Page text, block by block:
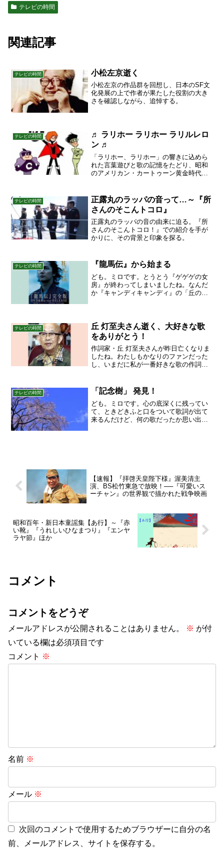
テレビの時間
関連記事
テレビの時間 小松左京逝く
小松左京の作品群を回想し、日本のSF文
化発展の上で作者が果たした役割の大き
さを確認しながら、追悼する。
テレビの時間
♬ ラリホー ラリホー ラリルレロ
ン ♬
「ラリホー、ラリホー」の響きに込めら
れた言葉遊びと歌の記憶をたどり、昭和
のアメリカン・カートゥーン黄金時代を
テレビの時間
正露丸のラッパの音って…～『所
さんのそこんトコロ』
正露丸のラッパの音の由来に迫る。『所
さんのそこんトコロ！』での紹介を手が
かりに、その背景と印象を探る。
テレビの時間 『龍馬伝』から始まる
ども。ミロです。とうとう『ゲゲゲの女
房』が終わってしまいましたね。なんだ
か『キャンディキャンディ』の「丘の上
か！」と突っ込みを入れたくなり...
テレビの時間
丘 灯至夫さん逝く、大好きな歌
をありがとう！
作詞家・丘 灯至夫さんが昨日亡くなりま
したね。わたしもかなりのファンだった
し、いまだに私が一番好きな歌の作詞者
です。舟木一夫『高校三年生』『修学旅
行』、中学の修学旅行...
テレビの時間 「記念樹」 発見！
ども。ミロです。心の底深くに残ってい
て、ときどきふと口をついて歌詞が出て
来るんだけど、何の歌だったか思い出せ
【速報】『拝啓天皇陛下様』渥美清主
演、BS松竹東急で放映！──『可愛いス
ーチャン』の世界観で描かれた戦争映画
昭和百年・新日本童謡集【あ行】～『赤
い靴』『うれしいひなまつり』『エンヤ
ラヤ節』ほか
コメント
コメントをどうぞ
メールアドレスが公開されることはありません。 ※ が付
いている欄は必須項目です
コメント ※
名前 ※
メール ※
次回のコメントで使用するためブラウザーに自分の名
前、メールアドレス、サイトを保存する。